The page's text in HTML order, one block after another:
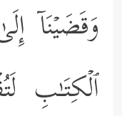
وَقَضَیۡنَاۤ
ٱلۡكِتَـٰبِ